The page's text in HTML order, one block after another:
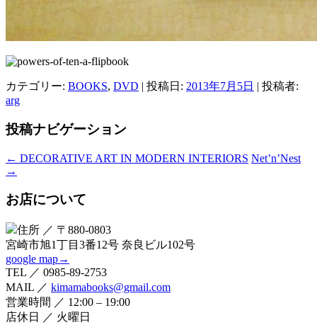
カテゴリー: BOOKS, DVD | 投稿日: 2013年7月5日 | 投稿者:
arg
投稿ナビゲーション
← DECORATIVE ART IN MODERN INTERIORS Net’n’Nest
→
お店について
住所 ／ 〒880-0803
宮崎市旭1丁目3番12号 奈良ビル102号
google map→
TEL ／ 0985-89-2753
MAIL ／ kimamabooks@gmail.com
営業時間 ／ 12:00 – 19:00
店休日 ／ 火曜日